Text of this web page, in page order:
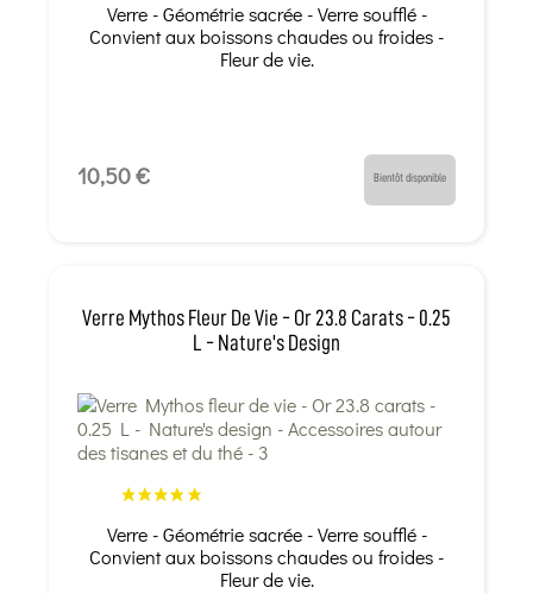
Verre - Géométrie sacrée - Verre soufflé -
Convient aux boissons chaudes ou froides -
Fleur de vie.
10,50 € Bientôt disponible
Verre Mythos Fleur De Vie - Or 23.8 Carats - 0.25
L - Nature's Design
Verre - Géométrie sacrée - Verre soufflé -
Convient aux boissons chaudes ou froides -
Fleur de vie.